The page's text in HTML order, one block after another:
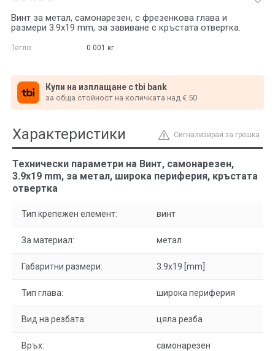
Винт за метал, самонарезен, с фрезенкова глава и
размери 3.9x19 mm, за завиване с кръстата отвертка.
Тегло: 0.001 кг
Купи на изплащане с tbi bank
за обща стойност на количката над € 50
Сигнализирай за грешка
Характеристики
Технически параметри на Винт, самонарезен,
3.9x19 mm, за метал, широка периферия, кръстата
отвертка
Тип крепежен елемент: винт
За материал: метал
Габаритни размери: 3.9x19 [mm]
Тип глава: широка периферия
Вид на резбата: цяла резба
Връх: самонарезен